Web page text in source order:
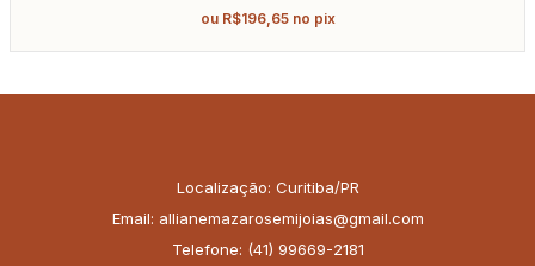
ou R$196,65 no pix
Localização: Curitiba/PR
Email: allianemazarosemijoias@gmail.com
Telefone: (41) 99669-2181